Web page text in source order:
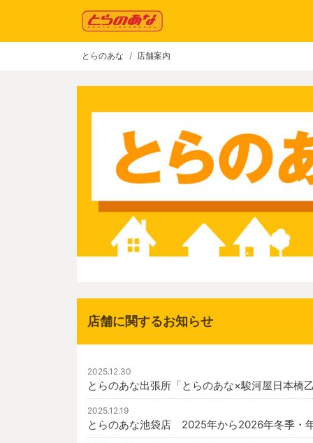
とらのあな 店舗案内
店舗に関するお知らせ
2025.12.30
とらのあな出張所「とらのあな×駿河屋日本橋
2025.12.19
とらのあな池袋店 2025年から2026年冬季・